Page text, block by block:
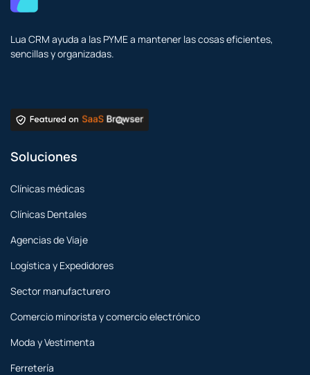
Lua CRM ayuda a las PYME a mantener las cosas eficientes,
sencillas y organizadas.
Soluciones
Clínicas médicas
Clínicas Dentales
Agencias de Viaje
Logística y Expedidores
Sector manufacturero
Comercio minorista y comercio electrónico
Moda y Vestimenta
Ferretería